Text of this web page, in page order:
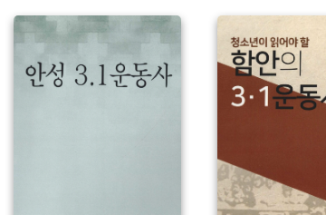
주제 :
유형 :
유형 :
발행 :